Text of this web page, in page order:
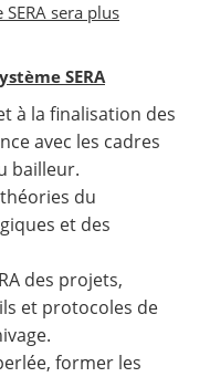
sera plus
SERA
à la finalisation des
avec les cadres
bailleur.
du
et des
des projets,
et protocoles de
former les